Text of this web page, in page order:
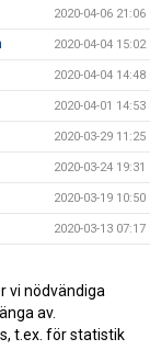
2020-04-06 21:06
2020-04-04 15:02
2020-04-04 14:48
2020-04-01 14:53
2020-03-29 11:25
2020-03-24 19:31
2020-03-19 10:50
2020-03-13 07:17
2020-02-14 13:27
2020-01-30 20:55
vi nödvändiga
av.
t.ex. för statistik